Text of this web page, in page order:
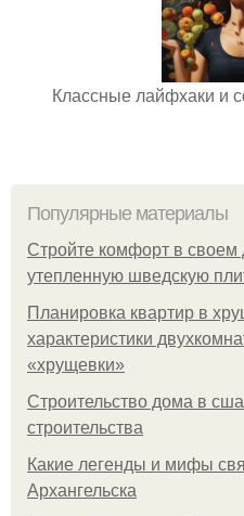
Классные лайфхаки и
Популярные материалы
Стройте комфорт в своем
утепленную шведскую
Планировка квартир в
характеристики
«хрущевки»
Строительство дома в
строительства
Какие легенды и мифы
Архангельска